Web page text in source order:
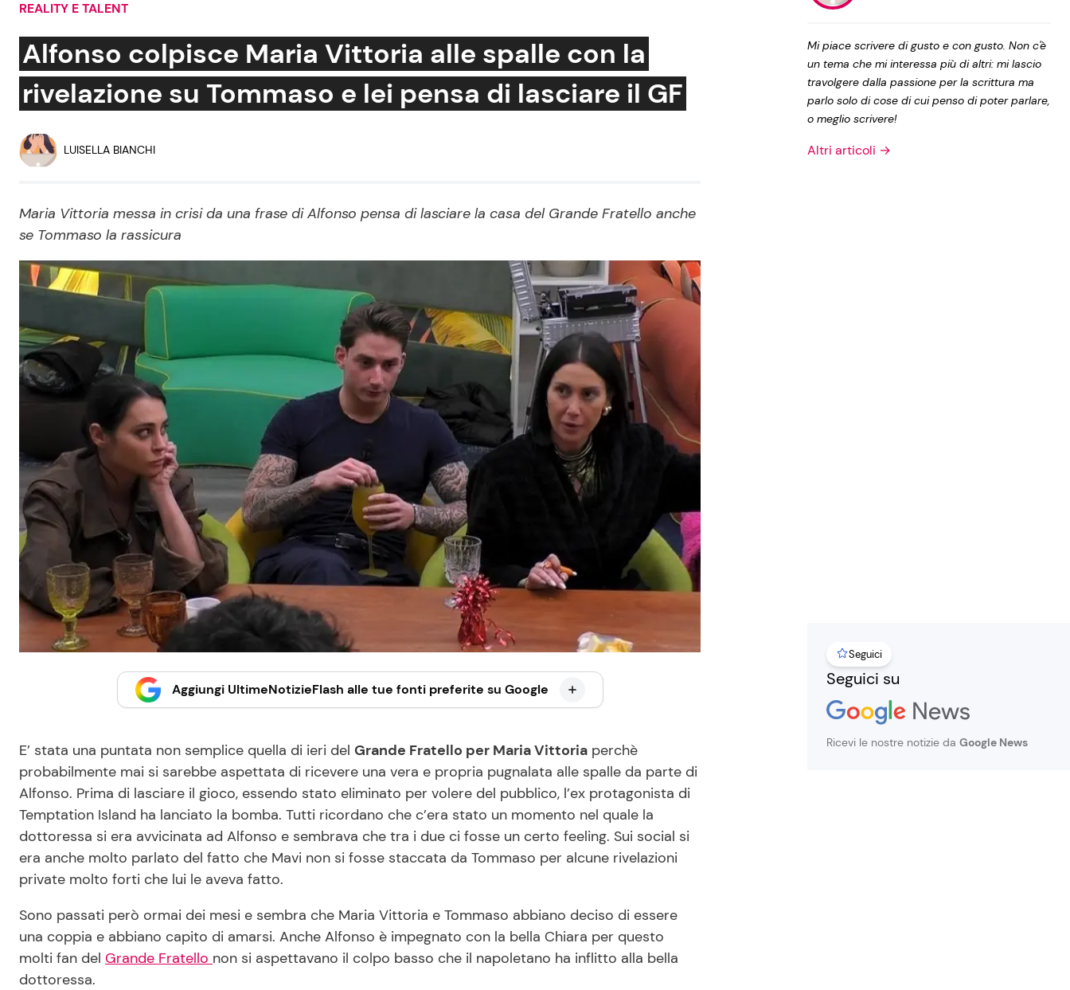
Social News
News dal mondo
Benessere
Mondo Mamma
Viaggi e Turismo
Cucina e Ricette
Le Ricette in TV
Ricette Facili e Veloci
Ricette Feste
Ricette per Bambini
Privacy Policy
REALITY E TALENT
Alfonso colpisce Maria Vittoria alle spalle con la
rivelazione su Tommaso e lei pensa di lasciare il GF
LUISELLA BIANCHI
Maria Vittoria messa in crisi da una frase di Alfonso pensa di lasciare la casa del Grande Fratello anche
se Tommaso la rassicura
Aggiungi UltimeNotizieFlash alle tue fonti preferite su Google
E’ stata una puntata non semplice quella di ieri del Grande Fratello per Maria Vittoria perchè
probabilmente mai si sarebbe aspettata di ricevere una vera e propria pugnalata alle spalle da parte di
Alfonso. Prima di lasciare il gioco, essendo stato eliminato per volere del pubblico, l’ex protagonista di
Temptation Island ha lanciato la bomba. Tutti ricordano che c’era stato un momento nel quale la
dottoressa si era avvicinata ad Alfonso e sembrava che tra i due ci fosse un certo feeling. Sui social si
era anche molto parlato del fatto che Mavi non si fosse staccata da Tommaso per alcune rivelazioni
private molto forti che lui le aveva fatto.
Sono passati però ormai dei mesi e sembra che Maria Vittoria e Tommaso abbiano deciso di essere
una coppia e abbiano capito di amarsi. Anche Alfonso è impegnato con la bella Chiara per questo
molti fan del Grande Fratello non si aspettavano il colpo basso che il napoletano ha inflitto alla bella
dottoressa.
Mi piace scrivere di gusto e con gusto. Non c'è
un tema che mi interessa più di altri: mi lascio
travolgere dalla passione per la scrittura ma
parlo solo di cose di cui penso di poter parlare,
o meglio scrivere!
Altri articoli →
Seguici
Seguici su
Ricevi le nostre notizie da Google News